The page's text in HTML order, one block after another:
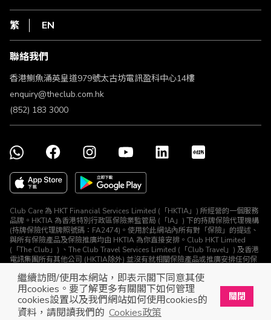
繼續訪問/使用本網站，即表示閣下同意其使
用cookies。要了解更多有關閣下如何管理
cookies設置以及我們網站如何使用cookies的
資料，請閱讀我們的 Cookies政策
關閉
HKT
私隱聲明
使用條款
條款及細則
不歧視及不騷擾聲明
認可牌照及通告
繁 EN
聯絡我們
香港鰂魚涌英皇道979號太古坊電訊盈科中心14樓
enquiry@theclub.com.hk
(852) 183 3000
Club Care 為 HKT Financial Services Limited (「HKTIA」) 所經營的一個服務
品牌。HKTIA 為香港特別行政區保險業監管局 (「IA」) 下的持牌保險代理機構
(持牌保險代理牌照號碼：FA2474)。使用於此網站內所有對「保險」的提述、
與所有保險產品及保險推廣均由 HKTIA 為你直接安排。Club HKT Limited
(「The Club」) 、The Club Travel Services Limited (「Club Travel」) 及香港
電訊集團所有其他公司 (HKTIA除外) 並沒有就相關保險產品或推廣安排任何保
© The Club 2026. 保留所有權利
立即下載The Club手機app
展開屬於你的獎賞之旅
開啟